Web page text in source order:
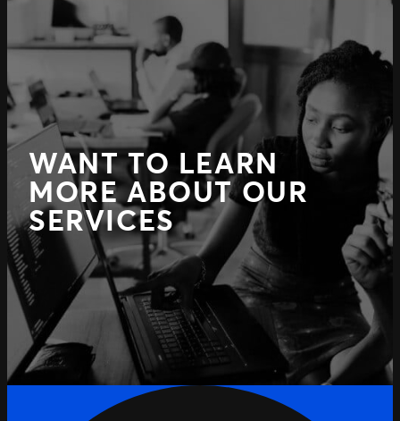
WANT TO LEARN
MORE ABOUT OUR
SERVICES